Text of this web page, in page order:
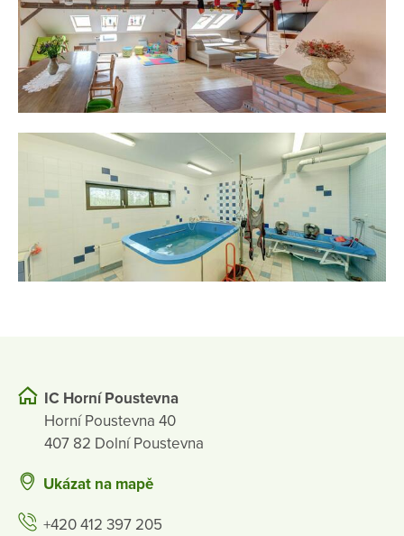
IC Horní Poustevna
Horní Poustevna 40
407 82 Dolní Poustevna
Ukázat na mapě
+420 412 397 205